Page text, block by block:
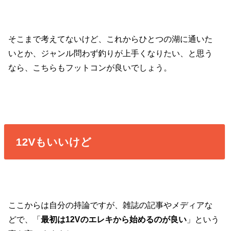
そこまで考えてないけど、これからひとつの湖に通いた
いとか、ジャンル問わず釣りが上手くなりたい、と思う
なら、こちらもフットコンが良いでしょう。
12Vもいいけど
ここからは自分の持論ですが、雑誌の記事やメディアな
どで、「最初は12Vのエレキから始めるのが良い 」という